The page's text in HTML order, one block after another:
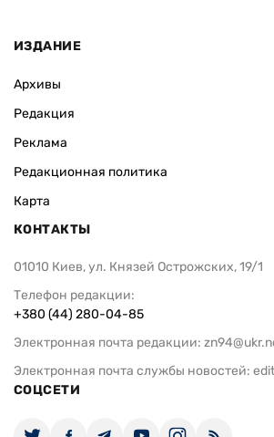
ИЗДАНИЕ
Архивы
Редакция
Реклама
Редакционная политика
Карта
КОНТАКТЫ
01010 Киев, ул. Князей Острожских, 19/1
Телефон редакции:
+380 (44) 280-04-85
Электронная почта редакции:
Электронная почта службы новостей:
СОЦСЕТИ